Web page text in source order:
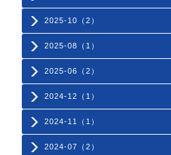
2025-10（2）
2025-08（1）
2025-06（2）
2024-12（1）
2024-11（1）
2024-07（2）